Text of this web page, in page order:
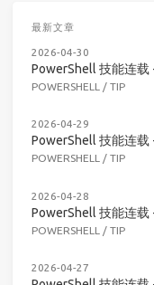
最新文章
2026-04-30
PowerShell 技能连载
POWERSHELL / TIP
2026-04-29
PowerShell 技能连载
POWERSHELL / TIP
2026-04-28
PowerShell 技能连载
POWERSHELL / TIP
2026-04-27